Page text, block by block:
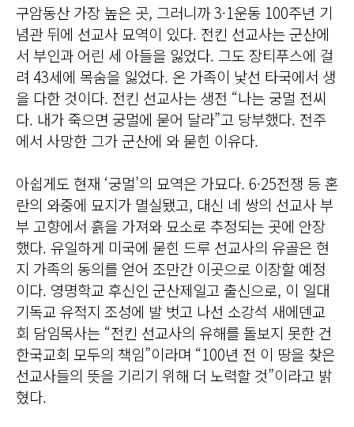
구암동산 가장 높은 곳, 그러니까 3·1운동 100주년 기
념관 뒤에 선교사 묘역이 있다. 전킨 선교사는 군산에
서 부인과 어린 세 아들을 잃었다. 그도 장티푸스에 걸
려 43세에 목숨을 잃었다. 온 가족이 낯선 타국에서 생
을 다한 것이다. 전킨 선교사는 생전 “나는 궁멀 전씨
다. 내가 죽으면 궁멀에 묻어 달라”고 당부했다. 전주
에서 사망한 그가 군산에 와 묻힌 이유다.
아쉽게도 현재 ‘궁멀’의 묘역은 가묘다. 6·25전쟁 등 혼
란의 와중에 묘지가 멸실됐고, 대신 네 쌍의 선교사 부
부 고향에서 흙을 가져와 묘소로 추정되는 곳에 안장
했다. 유일하게 미국에 묻힌 드루 선교사의 유골은 현
지 가족의 동의를 얻어 조만간 이곳으로 이장할 예정
이다. 영명학교 후신인 군산제일고 출신으로, 이 일대
기독교 유적지 조성에 발 벗고 나선 소강석 새에덴교
회 담임목사는 “전킨 선교사의 유해를 돌보지 못한 건
한국교회 모두의 책임”이라며 “100년 전 이 땅을 찾은
선교사들의 뜻을 기리기 위해 더 노력할 것”이라고 밝
혔다.